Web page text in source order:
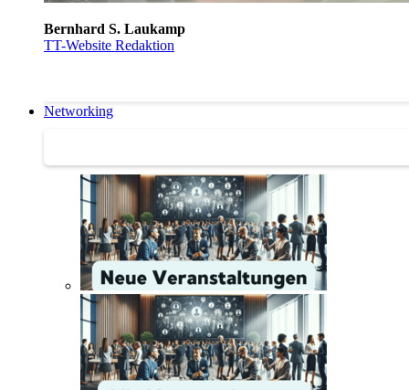
Bernhard S. Laukamp
TT-Website Redaktion
Networking